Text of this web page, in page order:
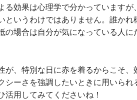
効果は心理学で分かっていますが
というわけではありません。誰かれ
の場合は自分が気になっている人に
、特別な日に赤を着るからこそ、
ーさを強調したいときに用いられ
用してみてくださいね！